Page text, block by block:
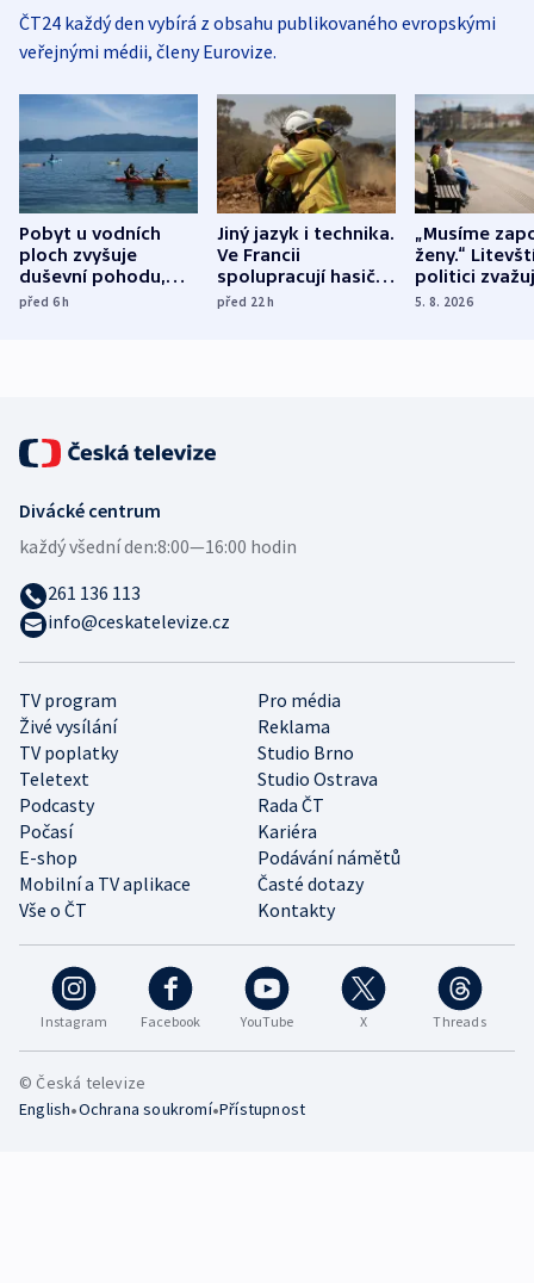
ČT24 každý den vybírá z obsahu publikovaného evropskými
veřejnými médii, členy Eurovize.
Pobyt u vodních
ploch zvyšuje
duševní pohodu,
ukázala
před 6h
Jiný jazyk i technika.
Ve Francii
spolupracují hasiči z
různých zemí
před 22h
„Musíme
ženy.“
politici
dohodu o
5. 8. 2026
Instagram Facebook YouTube X Threads
TV program
Pro média
Živé vysílání
Reklama
TV poplatky
Studio Brno
Teletext
Studio Ostrava
Podcasty
Rada ČT
Počasí
Kariéra
E-shop
Podávání námětů
Mobilní a TV aplikace
Časté dotazy
Vše o ČT
Kontakty
Divácké centrum
každý všední den:8:00—16:00 hodin
261 136 113
info@ceskatelevize.cz
© Česká televize
English•Ochrana soukromí•Přístupnost